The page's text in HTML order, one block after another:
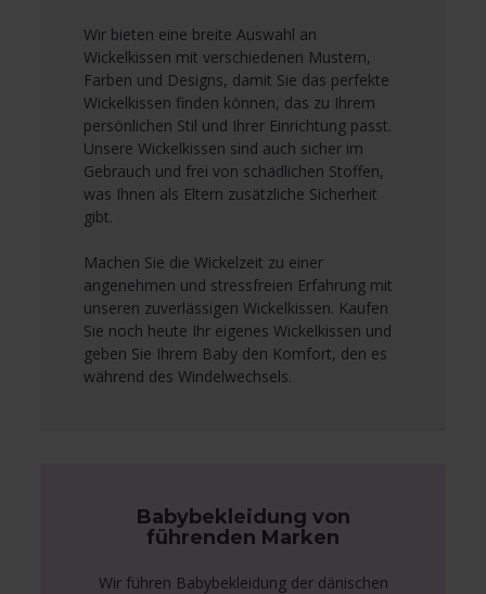
Wir bieten eine breite Auswahl an
Wickelkissen mit verschiedenen Mustern,
Farben und Designs, damit Sie das perfekte
Wickelkissen finden können, das zu Ihrem
persönlichen Stil und Ihrer Einrichtung passt.
Unsere Wickelkissen sind auch sicher im
Gebrauch und frei von schädlichen Stoffen,
was Ihnen als Eltern zusätzliche Sicherheit
gibt.
Machen Sie die Wickelzeit zu einer
angenehmen und stressfreien Erfahrung mit
unseren zuverlässigen Wickelkissen. Kaufen
Sie noch heute Ihr eigenes Wickelkissen und
geben Sie Ihrem Baby den Komfort, den es
während des Windelwechsels.
Babybekleidung von
führenden Marken
Wir führen Babybekleidung der dänischen